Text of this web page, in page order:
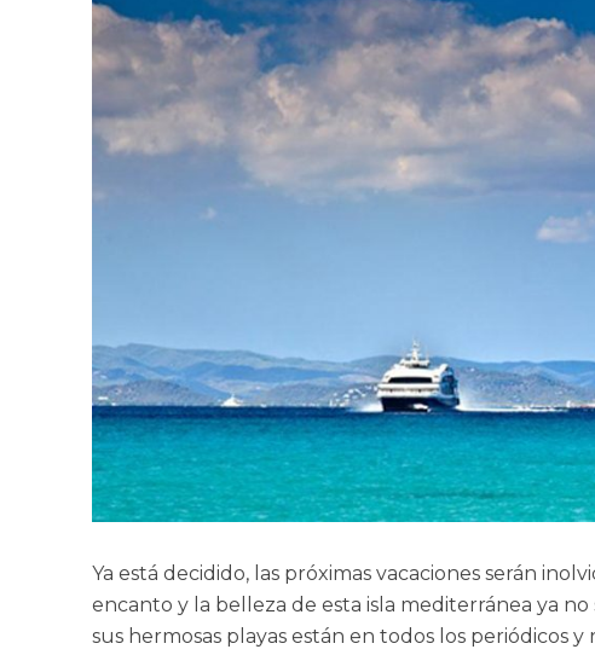
Ya está decidido, las próximas vacaciones serán
encanto y la belleza de esta isla mediterránea ya
sus hermosas playas están en todos los periódicos